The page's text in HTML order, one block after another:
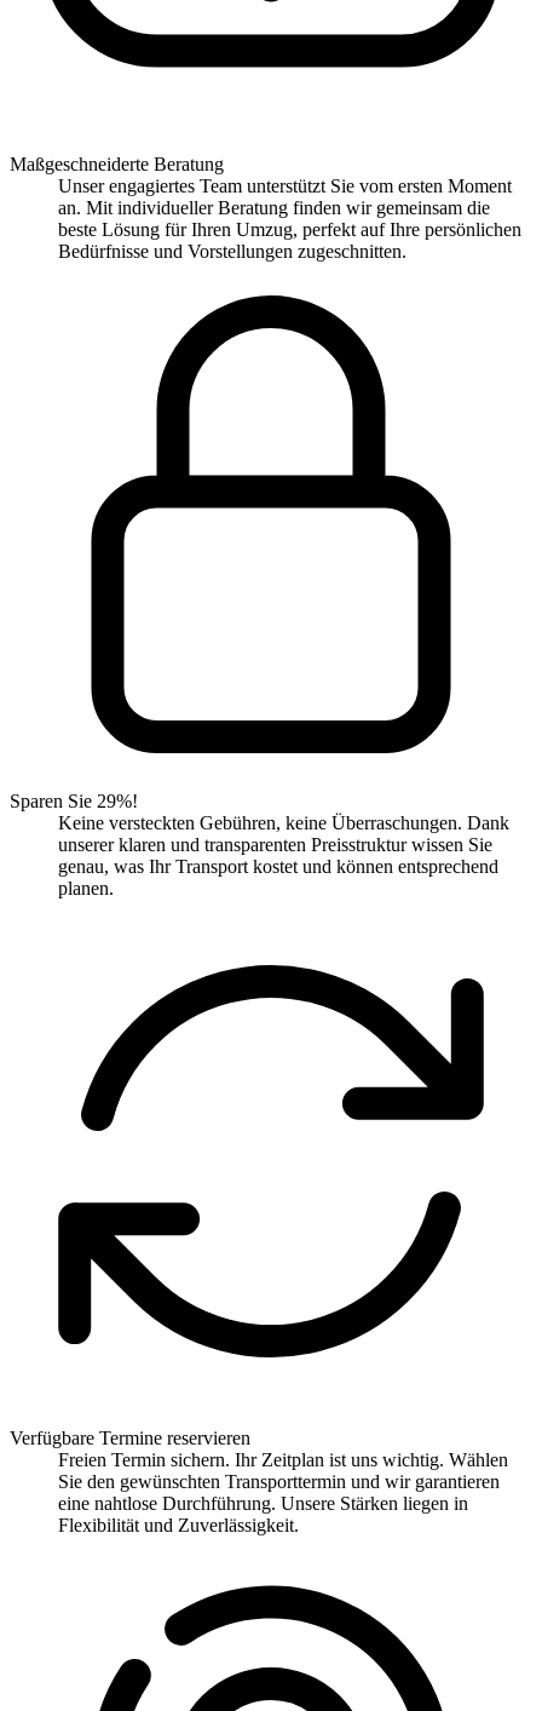
Maßgeschneiderte Beratung
Unser engagiertes Team unterstützt Sie vom ersten Moment
an. Mit individueller Beratung finden wir gemeinsam die
beste Lösung für Ihren Umzug, perfekt auf Ihre persönlichen
Bedürfnisse und Vorstellungen zugeschnitten.
Sparen Sie 29%!
Keine versteckten Gebühren, keine Überraschungen. Dank
unserer klaren und transparenten Preisstruktur wissen Sie
genau, was Ihr Transport kostet und können entsprechend
planen.
Verfügbare Termine reservieren
Freien Termin sichern. Ihr Zeitplan ist uns wichtig. Wählen
Sie den gewünschten Transporttermin und wir garantieren
eine nahtlose Durchführung. Unsere Stärken liegen in
Flexibilität und Zuverlässigkeit.